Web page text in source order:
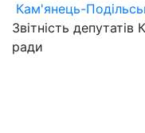
Кам'янець-
Звітність депутатів
ради